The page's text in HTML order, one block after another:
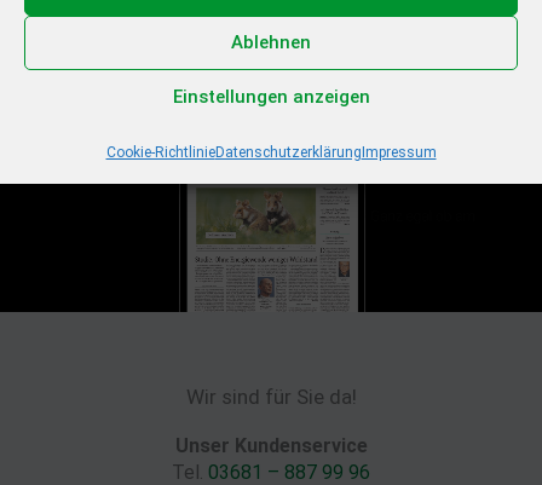
Ablehnen
Einstellungen anzeigen
Cookie-RichtlinieDatenschutzerklärungImpressum
Jetzt zum Sonderpreis lesen und eine 3-tägige
Sommerreise gewinnen!
Zum Deal
Wir sind für Sie da!
Unser Kundenservice
Tel. 03681 – 887 99 96